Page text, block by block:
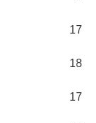
17
18
17